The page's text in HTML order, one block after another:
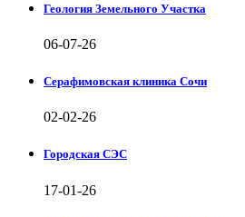
Геология Земельного Участка
06-07-26
Серафимовская клиника Сочи
02-02-26
Городская СЭС
17-01-26